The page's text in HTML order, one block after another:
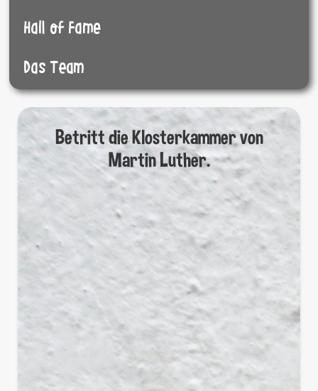
Hall of Fame
Das Team
Betritt die Klosterkammer von
Martin Luther.